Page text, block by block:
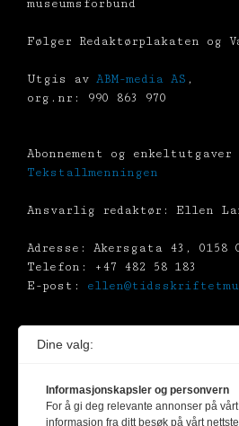
museumsforbund
Følger Redaktørplakaten og
Utgis av ABM-media AS ,
org.nr: 990 863 970
Abonnement og
Tekstallmenningen
Ansvarlig redaktør: Ellen
Adresse: Akersgata 43, 0158
Telefon: +47 482 58 183
E-post:
(Billedkunst Opphavsrett i
Dine valg:
Informasjonskapsler og personvern
For å gi deg relevante annonser på
informasjon fra ditt besøk på vårt